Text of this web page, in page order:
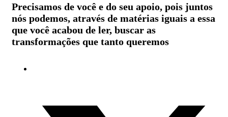
Precisamos de você e do seu apoio, pois juntos
nós podemos, através de matérias iguais a essa
que você acabou de ler, buscar as
transformações que tanto queremos